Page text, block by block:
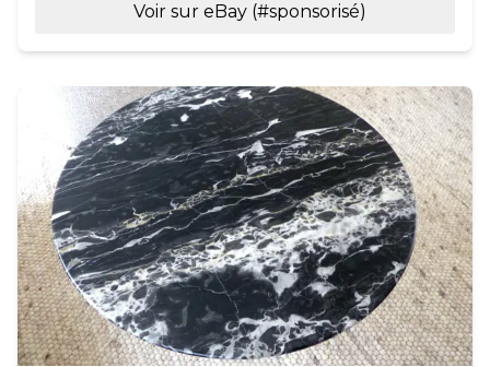
Voir sur eBay (#sponsorisé)